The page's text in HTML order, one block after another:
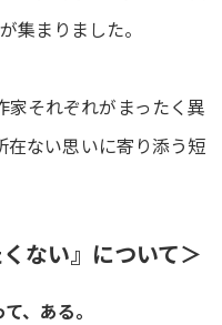
集まりました。
家それぞれがまったく異
在ない思いに寄り添う短
ない』について＞
、ある。